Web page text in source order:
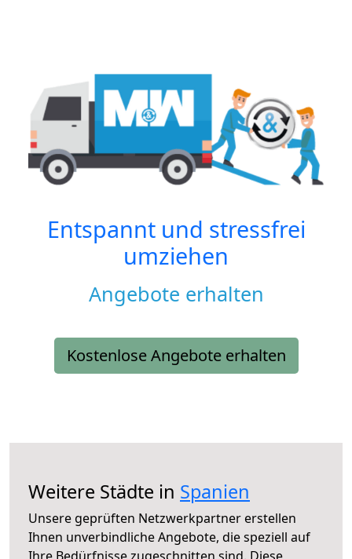
Entspannt und stressfrei
umziehen
Angebote erhalten
Kostenlose Angebote erhalten
Weitere Städte in Spanien
Unsere geprüften Netzwerkpartner erstellen
Ihnen unverbindliche Angebote, die speziell auf